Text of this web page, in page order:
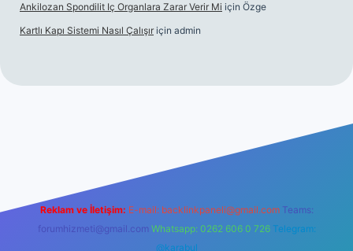
Ankilozan Spondilit Iç Organlara Zarar Verir Mi için Özge
Kartlı Kapı Sistemi Nasıl Çalışır için admin
Reklam ve İletişim: E-mail: backlinkpaneli@gmail.com Teams:
forumhizmeti@gmail.com Whatsapp: 0262 606 0 726 Telegram:
@karabul